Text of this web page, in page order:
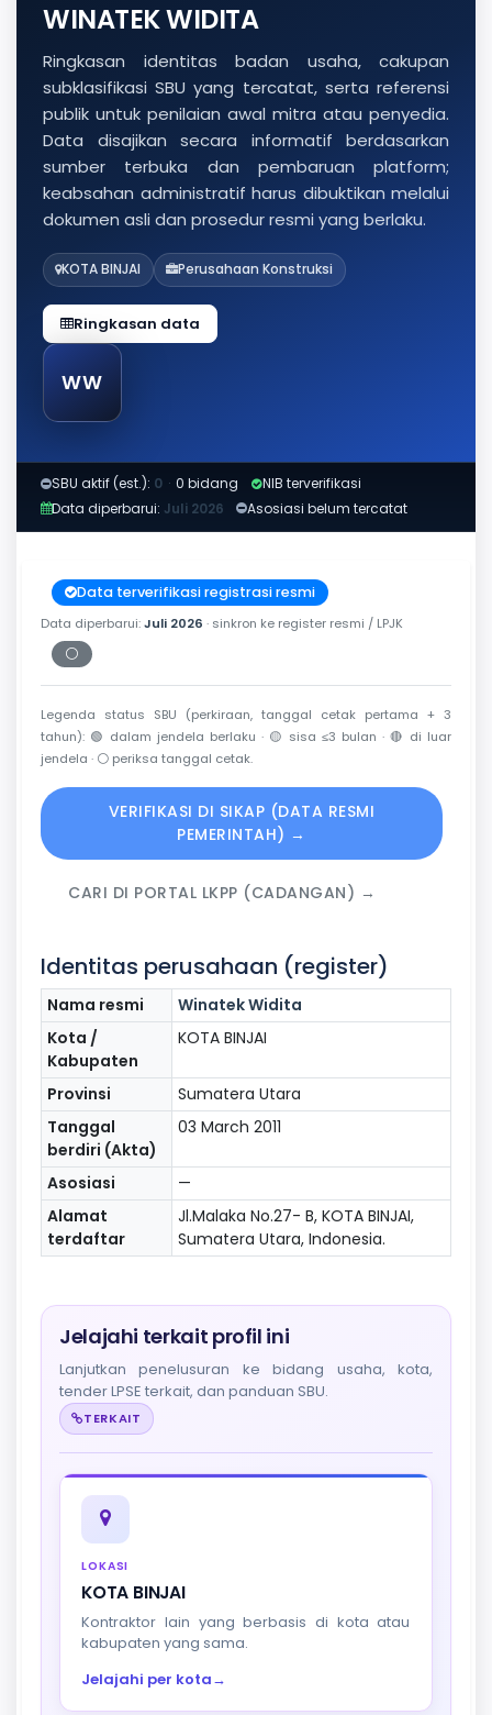
WINATEK WIDITA
Ringkasan identitas badan usaha, cakupan
subklasifikasi SBU yang tercatat, serta referensi
publik untuk penilaian awal mitra atau penyedia.
Data disajikan secara informatif berdasarkan
sumber terbuka dan pembaruan platform;
keabsahan administratif harus dibuktikan melalui
dokumen asli dan prosedur resmi yang berlaku.
KOTA BINJAI Perusahaan Konstruksi
Ringkasan data
WW
SBU aktif (est.): 0 · 0 bidang
NIB terverifikasi
Data diperbarui: Juli 2026 Asosiasi belum tercatat
Data terverifikasi registrasi resmi
Data diperbarui:Juli 2026 · sinkron ke register resmi / LPJK
⚪
Periksa tanggal cetak
Legenda status SBU (perkiraan, tanggal cetak pertama + 3
tahun): 🟢 dalam jendela berlaku · 🟡 sisa ≤3 bulan · 🔴 di luar
jendela · ⚪ periksa tanggal cetak.
VERIFIKASI DI SIKAP (DATA RESMI
PEMERINTAH) →
CARI DI PORTAL LKPP (CADANGAN) →
Identitas perusahaan (register)
Nama resmi
Winatek Widita
Kota /
Kabupaten
KOTA BINJAI
Provinsi
Sumatera Utara
Tanggal
berdiri (Akta)
03 March 2011
Asosiasi
—
Alamat
terdaftar
Jl.Malaka No.27- B, KOTA BINJAI,
Sumatera Utara, Indonesia.
Jelajahi terkait profil ini
Lanjutkan penelusuran ke bidang usaha, kota,
tender LPSE terkait, dan panduan SBU.
TERKAIT
LOKASI
KOTA BINJAI
Kontraktor lain yang berbasis di kota atau
kabupaten yang sama.
Jelajahi per kota→